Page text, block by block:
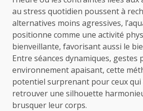
au stress quotidien poussent à
alternatives moins agressives,
positionne comme une activité
bienveillante, favorisant aussi le
Entre séances dynamiques, gestes
environnement apaisant, cette
potentiel surprenant pour ceux
retrouver une silhouette
brusquer leur corps.